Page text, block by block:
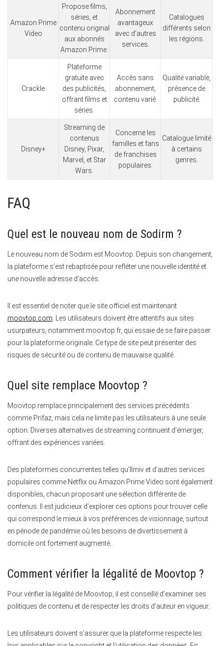
Amazon Prime
Video
Propose films,
séries, et
contenu original
aux abonnés
Amazon Prime.
Abonnement
avantageux
avec d’autres
services.
Catalogues
différents selon
les régions.
Crackle
Plateforme
gratuite avec
des publicités,
offrant films et
séries.
Accès sans
abonnement,
contenu varié.
Qualité variable,
présence de
publicité.
Disney+
Streaming de
contenus
Disney, Pixar,
Marvel, et Star
Wars.
Concerne les
familles et fans
de franchises
populaires.
Catalogue limité
à certains
genres.
FAQ
Quel est le nouveau nom de Sodirm ?
Le nouveau nom de Sodirm est Moovtop. Depuis son changement,
la plateforme s’est rebaptisée pour refléter une nouvelle identité et
une nouvelle adresse d’accès.
Il est essentiel de noter que le site officiel est maintenant
moovtop.com . Les utilisateurs doivent être attentifs aux sites
usurpateurs, notamment moovtop.fr, qui essaie de se faire passer
pour la plateforme originale. Ce type de site peut présenter des
risques de sécurité ou de contenu de mauvaise qualité.
Quel site remplace Moovtop ?
Moovtop remplace principalement des services précédents
comme Prifaz, mais cela ne limite pas les utilisateurs à une seule
option. Diverses alternatives de streaming continuent d’émerger,
offrant des expériences variées.
Des plateformes concurrentes telles qu’Ilmiv et d’autres services
populaires comme Netflix ou Amazon Prime Video sont également
disponibles, chacun proposant une sélection différente de
contenus. Il est judicieux d’explorer ces options pour trouver celle
qui correspond le mieux à vos préférences de visionnage, surtout
en période de pandémie où les besoins de divertissement à
domicile ont fortement augmenté.
Comment vérifier la légalité de Moovtop ?
Pour vérifier la légalité de Moovtop, il est conseillé d’examiner ses
politiques de contenu et de respecter les droits d’auteur en vigueur.
Les utilisateurs doivent s’assurer que la plateforme respecte les